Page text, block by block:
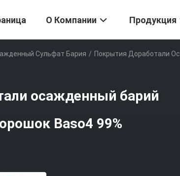
О Компании Продукция
Сульфат Бария / Покрытия Доработали
осажденный барий
Baso4 99%